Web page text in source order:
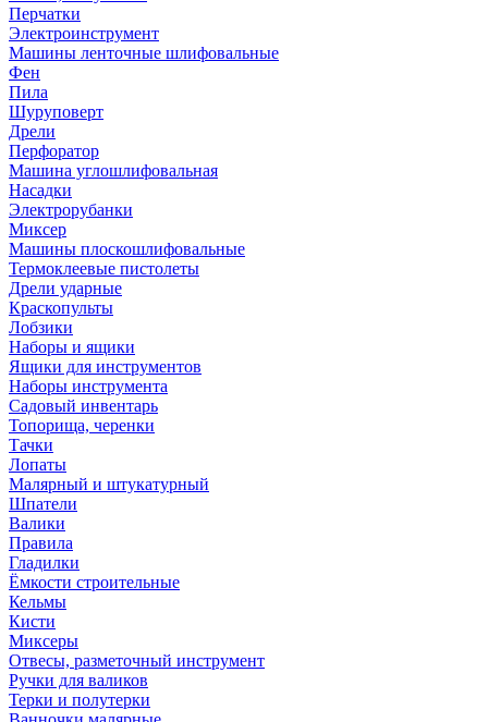
Перчатки
Электроинструмент
Машины ленточные шлифовальные
Фен
Пила
Шуруповерт
Дрели
Перфоратор
Машина углошлифовальная
Насадки
Электрорубанки
Миксер
Машины плоскошлифовальные
Термоклеевые пистолеты
Дрели ударные
Краскопульты
Лобзики
Наборы и ящики
Ящики для инструментов
Наборы инструмента
Садовый инвентарь
Топорища, черенки
Тачки
Лопаты
Малярный и штукатурный
Шпатели
Валики
Правила
Гладилки
Ёмкости строительные
Кельмы
Кисти
Миксеры
Отвесы, разметочный инструмент
Ручки для валиков
Терки и полутерки